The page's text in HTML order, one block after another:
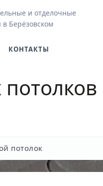
и отделочные
в Берёзовском
КОНТАКТЫ
потолок